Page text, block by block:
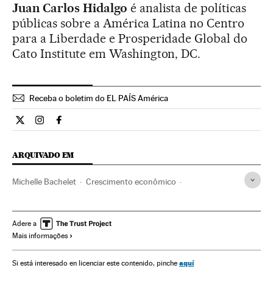
Juan Carlos Hidalgo é analista de políticas
públicas sobre a América Latina no Centro
para a Liberdade e Prosperidade Global do
Cato Institute em Washington, DC.
Receba o boletim do EL PAÍS América
Opiniao El País Brasil en Twitter
Opiniao El País Brasil en Instagram
Opiniao El País Brasil en Facebook
ARQUIVADO EM
Michelle Bachelet Crescimento econômico
Conjuntura econômica América do Sul
Economia
Adere a
Mais informações
Si está interesado en licenciar este contenido, pinche aquí